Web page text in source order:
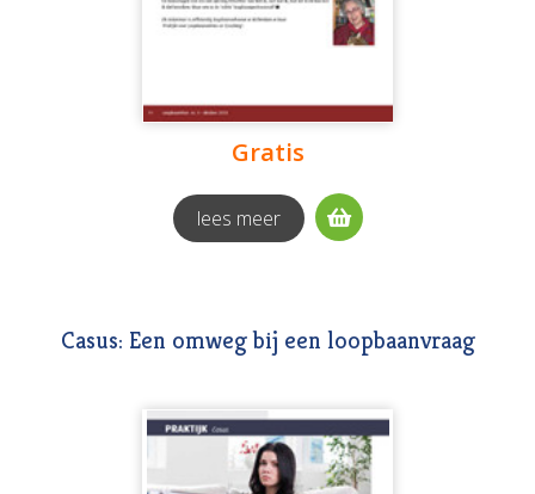
Gratis
lees meer
Casus: Een omweg bij een loopbaanvraag